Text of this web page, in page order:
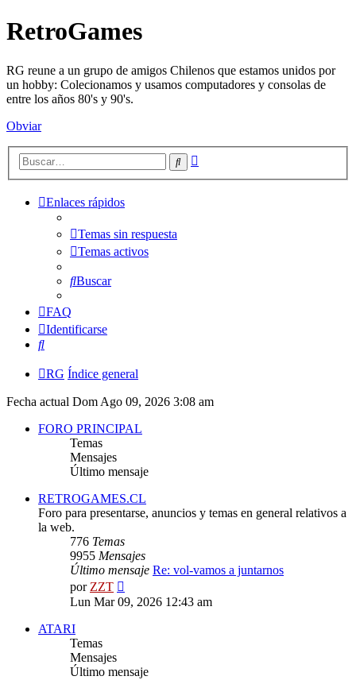
RetroGames
RG reune a un grupo de amigos Chilenos que estamos unidos por
un hobby: Colecionamos y usamos computadores y consolas de
entre los años 80's y 90's.
Obviar
Buscar
Enlaces rápidos
Temas sin respuesta
Temas activos
Buscar
FAQ
Identificarse
Buscar
RG Índice general
Fecha actual Dom Ago 09, 2026 3:08 am
FORO PRINCIPAL
Temas
Mensajes
Último mensaje
RETROGAMES.CL
Foro para presentarse, anuncios y temas en general relativos a
la web.
776 Temas
9955 Mensajes
Último mensaje Re: vol-vamos a juntarnos
porZZT
último
Lun Mar 09, 2026 12:43 am
ATARI
Temas
Mensajes
Último mensaje